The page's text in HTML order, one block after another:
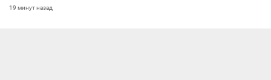
19 минут назад